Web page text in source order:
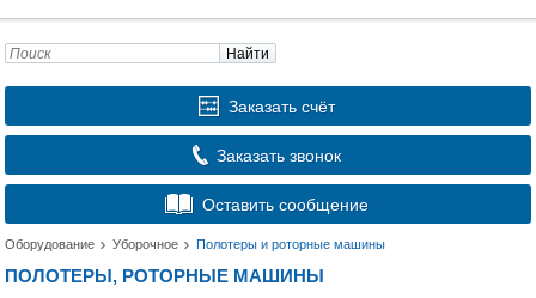
Найти
Заказать счёт
Заказать звонок
Оставить сообщение
Оборудование Уборочное Полотеры и роторные машины
ПОЛОТЕРЫ, РОТОРНЫЕ МАШИНЫ